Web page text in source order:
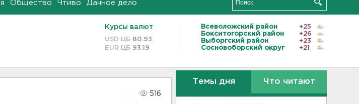
Общество Чтиво Дачное дело
Курсы валют
USD ЦБ 80.93
EUR ЦБ 93.19
Всеволожский район
+25
Бокситогорский район
+26
Выборгский район
+23
Сосновоборский округ
+21
516
Темы дня Что читают